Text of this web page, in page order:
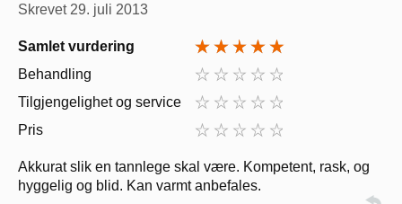
Skrevet 29. juli 2013
Samlet vurdering
Behandling
Tilgjengelighet og service
Pris
Akkurat slik en tannlege skal være. Kompetent, rask, og
hyggelig og blid. Kan varmt anbefales.